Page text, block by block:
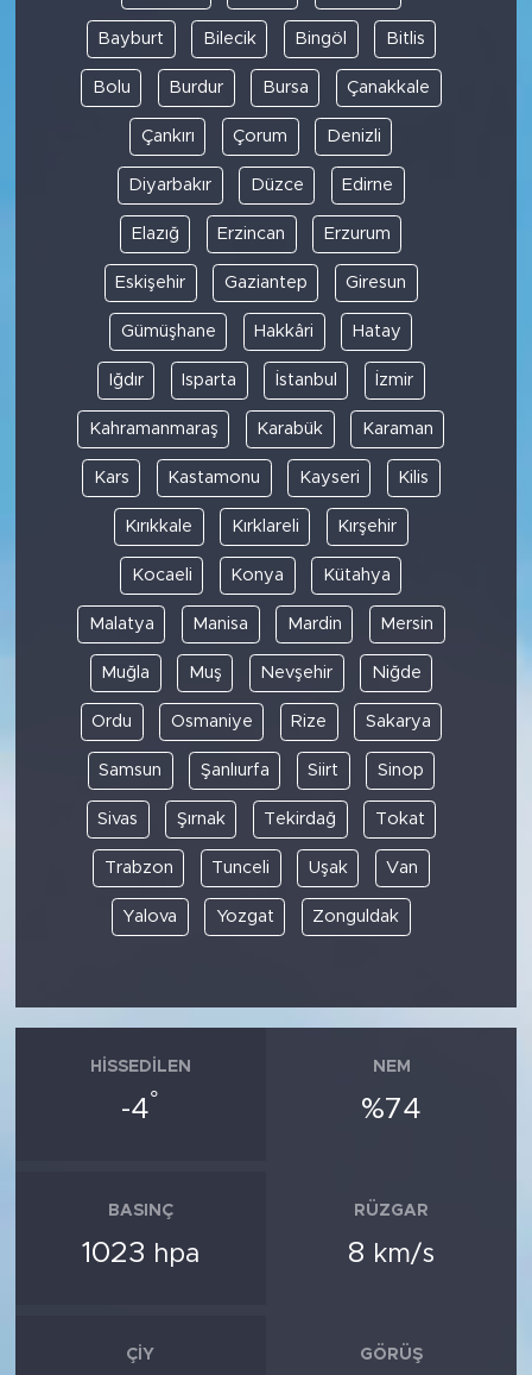
Bayburt Bilecik Bingöl Bitlis
Bolu Burdur Bursa Çanakkale
Çankırı Çorum Denizli
Diyarbakır Düzce Edirne
Elazığ Erzincan Erzurum
Eskişehir Gaziantep Giresun
Gümüşhane Hakkâri Hatay
Iğdır Isparta İstanbul İzmir
Kahramanmaraş Karabük Karaman
Kars Kastamonu Kayseri Kilis
Kırıkkale Kırklareli Kırşehir
Kocaeli Konya Kütahya
Malatya Manisa Mardin Mersin
Muğla Muş Nevşehir Niğde
Ordu Osmaniye Rize Sakarya
Samsun Şanlıurfa Siirt Sinop
Sivas Şırnak Tekirdağ Tokat
Trabzon Tunceli Uşak Van
Yalova Yozgat Zonguldak
HISSEDILEN
-4°
NEM
%74
BASINÇ
1023 hpa
RÜZGAR
8 km/s
ÇIY GÖRÜŞ